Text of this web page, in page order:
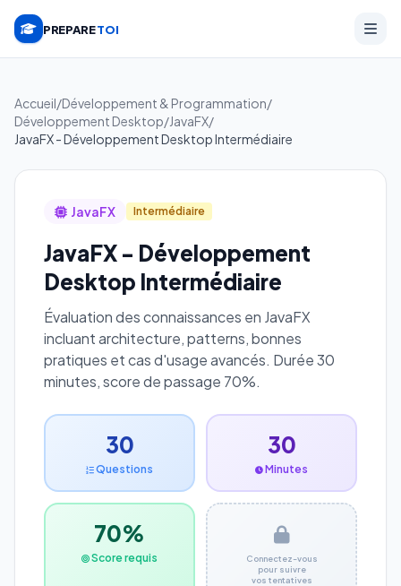
PREPARETOI
Accueil/Développement & Programmation/
Développement Desktop/JavaFX/
JavaFX - Développement Desktop Intermédiaire
JavaFX Intermédiaire
JavaFX - Développement
Desktop Intermédiaire
Évaluation des connaissances en JavaFX
incluant architecture, patterns, bonnes
pratiques et cas d'usage avancés. Durée 30
minutes, score de passage 70%.
30
Questions
30
Minutes
70%
Score requis
Connectez-vous
pour suivre
vos tentatives